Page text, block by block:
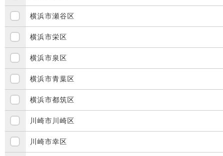
横浜市瀬谷区
横浜市栄区
横浜市泉区
横浜市青葉区
横浜市都筑区
川崎市川崎区
川崎市幸区